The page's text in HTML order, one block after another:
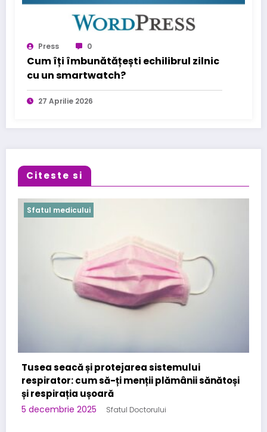
Press 0
Cum îți îmbunătățești echilibrul zilnic
cu un smartwatch?
27 Aprilie 2026
Citeste si
Sfatul medicului
Stomatologice – interventii rapide in Bucuresti
la Kirilova Dent
3 noiembrie 2025 Sfatul Doctorului